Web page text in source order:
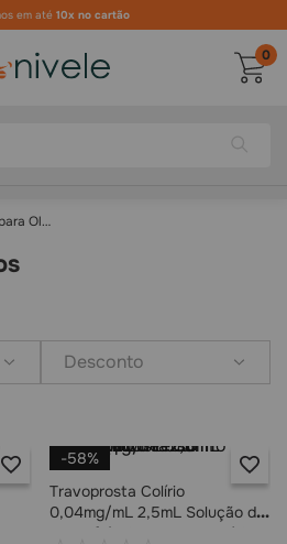
em até 10x no cartão
0
Olhos
Desconto
-58%
Travoprosta Colírio
0,04mg/mL 2,5mL Solução de
Uso Oftálmico Teuto Genérico